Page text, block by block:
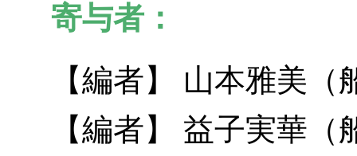
寄与者：
【編者】 山本雅美
【編者】 益子実華